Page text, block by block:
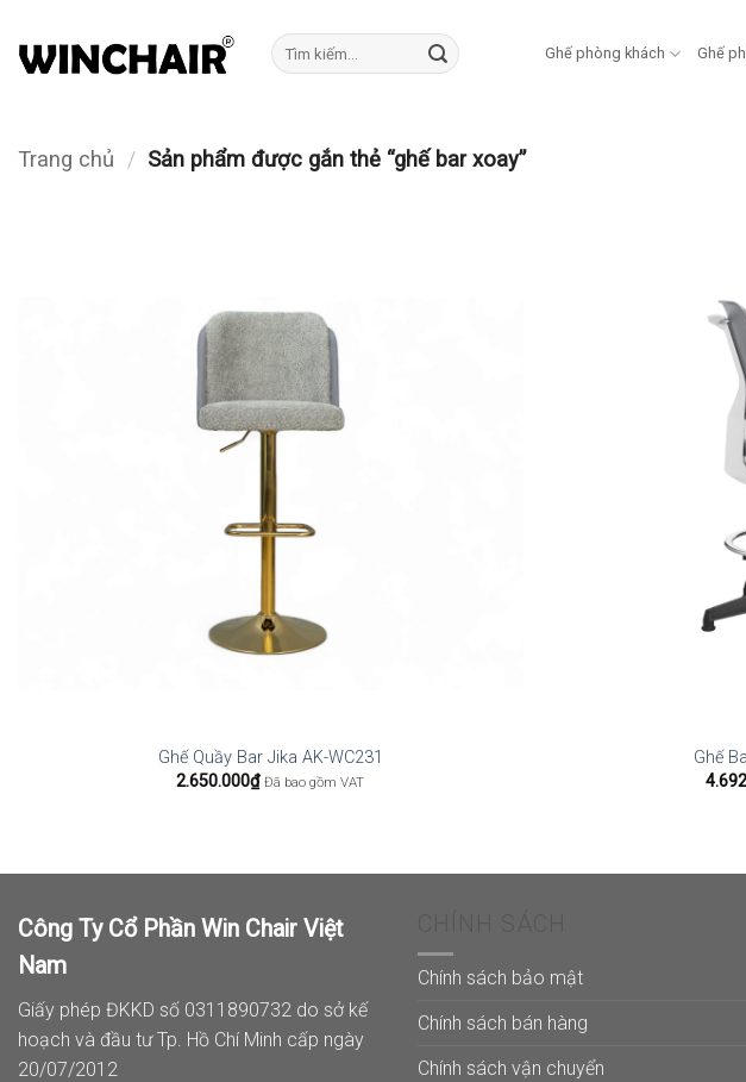
qua
Tìm
kiếm:
Ghế phòng khách Ghế
Trang chủ / Sản phẩm được gắn thẻ “ghế bar xoay”
Ghế Quầy Bar Jika AK-WC231
2.650.000₫ Đã bao gồm VAT
Ghế
Công Ty Cổ Phần Win Chair Việt
Nam
Giấy phép ĐKKD số 0311890732 do sở kế
hoạch và đầu tư Tp. Hồ Chí Minh cấp ngày
20/07/2012
Chính sách bảo mật
Chính sách bán hàng
Chính sách vận chuyển